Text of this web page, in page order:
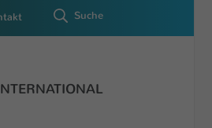
Suche